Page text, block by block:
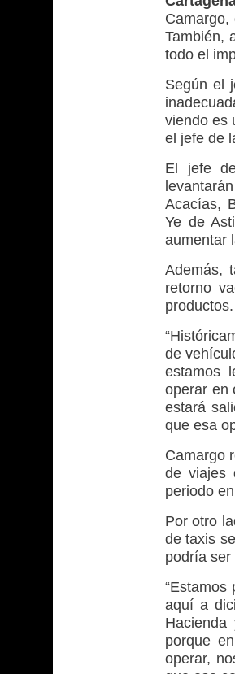
Camargo,
También,
todo el
Según el
viendo es
el jefe de
El jefe
Acacías,
Ye de
aumentar
Además,
retorno
productos.
de
estamos
operar en
estará
que esa
Camargo
de viajes
periodo
Por otro
de taxis
podría ser
aquí a
porque
operar,